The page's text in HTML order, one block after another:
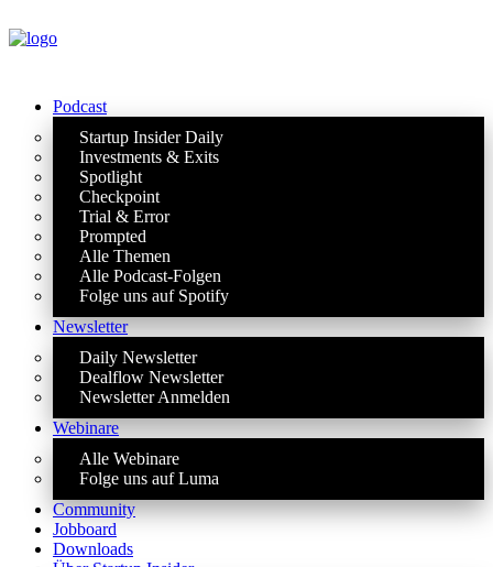
Podcast
Startup Insider Daily
Investments & Exits
Spotlight
Checkpoint
Trial & Error
Prompted
Alle Themen
Alle Podcast-Folgen
Folge uns auf Spotify
Newsletter
Daily Newsletter
Dealflow Newsletter
Newsletter Anmelden
Webinare
Alle Webinare
Folge uns auf Luma
Community
Jobboard
Downloads